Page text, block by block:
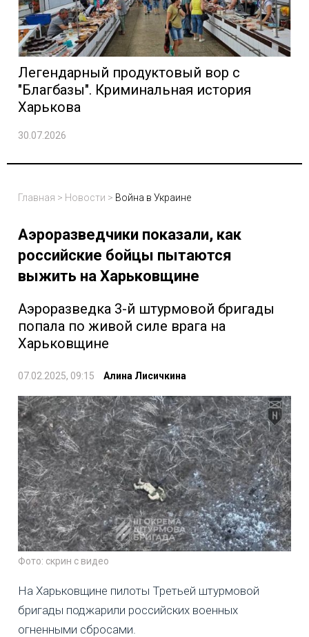
Легендарный продуктовый вор с
"Благбазы". Криминальная история
Харькова
30.07.2026
Главная > Новости > Война в Украине
Аэроразведчики показали, как
российские бойцы пытаются
выжить на Харьковщине
Аэроразведка 3-й штурмовой бригады
попала по живой силе врага на
Харьковщине
07.02.2025, 09:15 Алина Лисичкина
Фото: скрин с видео
На Харьковщине пилоты Третьей штурмовой
бригады поджарили российских военных
огненными сбросами.